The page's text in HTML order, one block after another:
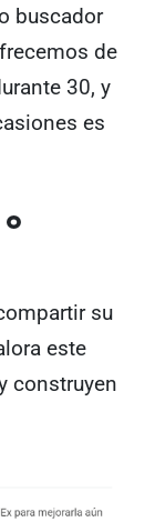
buscador
de
30, y
es
su
este
construyen